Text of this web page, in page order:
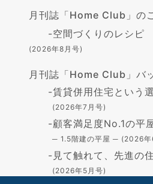
月刊誌「Home Club」の
-空間づくりのレシピ
(2026年8月号)
月刊誌「Home Club」バ
-賃貸併用住宅という
(2026年7月号)
-顧客満足度No.1の平
─ 1.5階建の平屋 ─ (2026年
- 見て触れて、先進の
(2026年5月号)